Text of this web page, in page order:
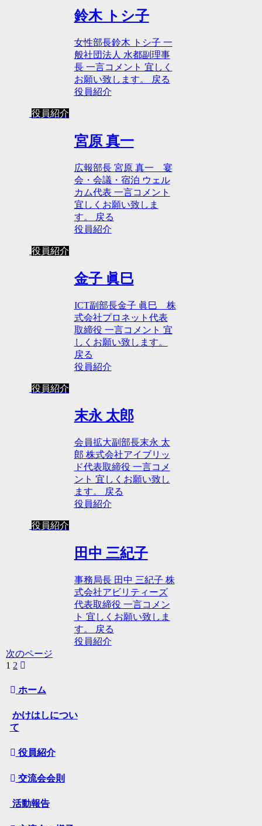
鈴木 トシ子
女性部長鈴木 トシ子 一
般社団法人 水都副理事
長 一言コメント 宜しく
お願い致します。 戻る
役員紹介
役員紹介
宮原 真一
広報部長 宮原 真一 宴
会・会議・宿泊 ウェル
カム代表 一言コメント
宜しくお願い致しま
す。 戻る
役員紹介
役員紹介
金子 眞巳
ICT副部長金子 眞巳 株
式会社プロネット代表
取締役 一言コメント 宜
しくお願い致します。
戻る
役員紹介
役員紹介
末永 太郎
会員拡大副部長末永 太
郎 株式会社アイブリッ
ド代表取締役 一言コメ
ント 宜しくお願い致し
ます。 戻る
役員紹介
役員紹介
田中 三紀子
事務局長 田中 三紀子 株
式会社アビリティーズ
代表取締役 一言コメン
ト 宜しくお願い致しま
す。 戻る
役員紹介
次のページ
1 2
ホーム
かけはしについ
て
役員紹介
交流会会則
活動報告